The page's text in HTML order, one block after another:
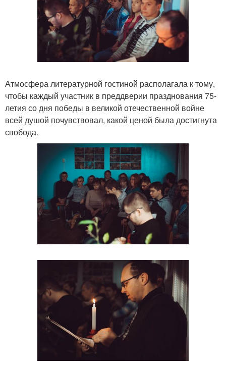
Атмосфера литературной гостиной располагала к тому,
чтобы каждый участник в преддверии празднования 75-
летия со дня победы в великой отечественной войне
всей душой почувствовал, какой ценой была достигнута
свобода.